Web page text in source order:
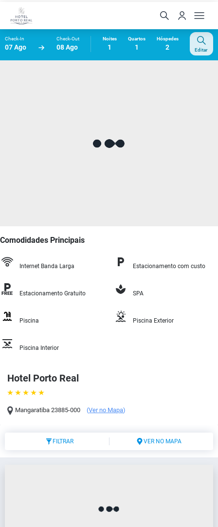
Check-In
07 Ago
Check-Out
08 Ago
Noites
1
Quartos
1
Hóspedes
2 Editar
Hotel Porto Real
Mangaratiba 23885-000 (Ver no Mapa)
Comodidades Principais
Internet Banda Larga Estacionamento com custo
Estacionamento Gratuito SPA
Piscina Piscina Exterior
Piscina Interior
FILTRAR VER NO MAPA